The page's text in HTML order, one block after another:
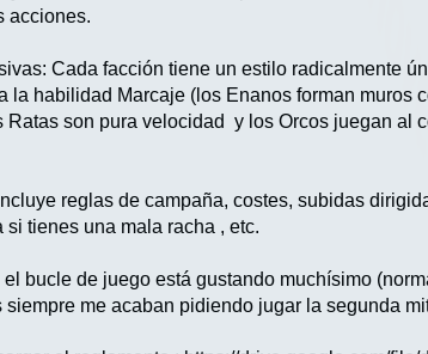
acciones.
Cada facción tiene un estilo radicalmente
la habilidad Marcaje (los Enanos forman muros
Ratas son pura velocidad y los Orcos juegan al
reglas de campaña, costes, subidas
tienes una mala racha , etc.
bucle de juego está gustando muchísimo
me acaban pidiendo jugar la segunda